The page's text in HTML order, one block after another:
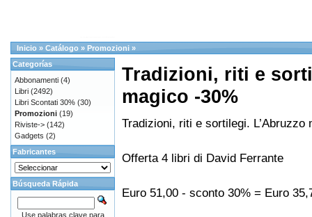
Inicio » Catálogo » Promozioni »
Tradizioni, riti e
magico -30%
Tradizioni, riti e sortilegi. L’Abruzzo
Offerta 4 libri di David Ferrante
Euro 51,00 - sconto 30% = Euro
Categorías
Abbonamenti (4)
Libri (2492)
Libri Scontati 30% (30)
Promozioni (19)
Riviste-> (142)
Gadgets (2)
Fabricantes
Búsqueda Rápida
Use palabras clave para